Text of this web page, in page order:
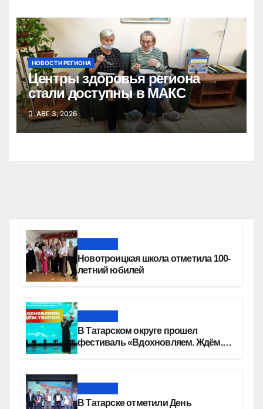
НОВОСТИ РЕГИОНА
Центры здоровья региона
стали доступны в МАКС
АВГ 3, 2026
Новотроицкая школа отметила 100-
летний юбилей
В Татарском округе прошел
фестиваль «Вдохновляем. Ждём.
В Татарске отметили День